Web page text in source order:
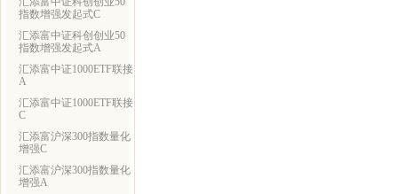
指数增强发起式C
汇添富中证科创创业50
指数增强发起式A
汇添富中证1000ETF联接
A
汇添富中证1000ETF联接
C
汇添富沪深300指数量化
增强C
汇添富沪深300指数量化
增强A